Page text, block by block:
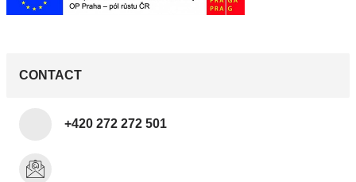
CONTACT
+420 272 272 501